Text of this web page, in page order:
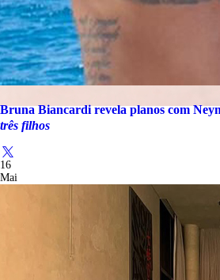
Bruna Biancardi revela planos com
três filhos
16
Mai